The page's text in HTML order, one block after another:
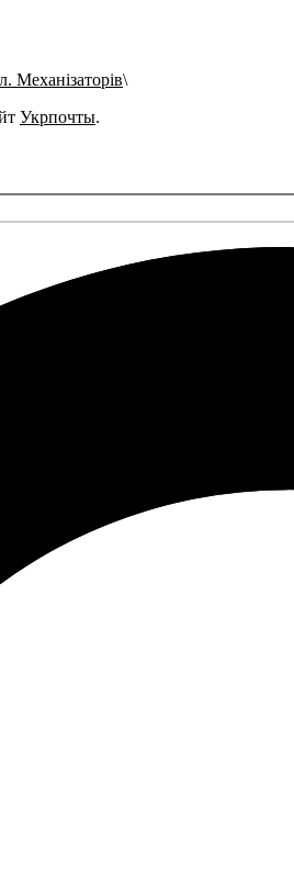
Механізаторів
Укрпочты.